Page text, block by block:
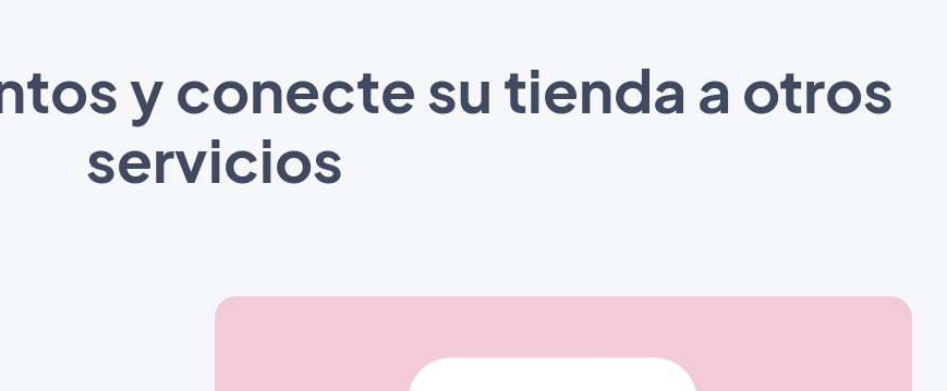
y conecte su tienda a otros
servicios